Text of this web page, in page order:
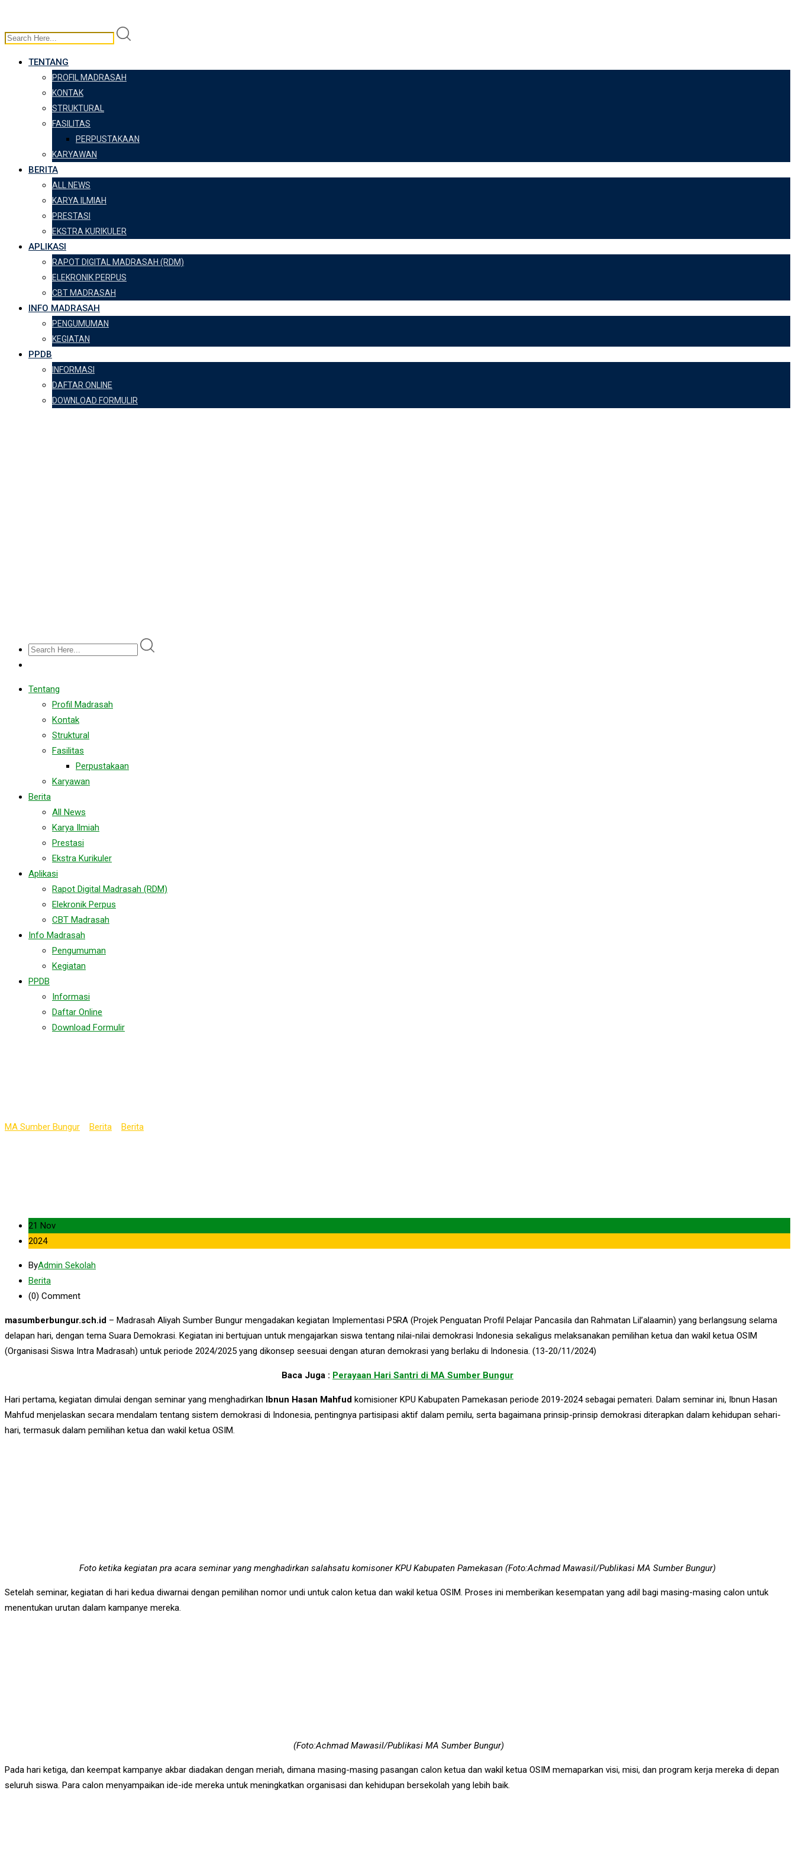
TENTANG
PROFIL MADRASAH
KONTAK
STRUKTURAL
FASILITAS
PERPUSTAKAAN
KARYAWAN
BERITA
ALL NEWS
KARYA ILMIAH
PRESTASI
EKSTRA KURIKULER
APLIKASI
RAPOT DIGITAL MADRASAH (RDM)
ELEKRONIK PERPUS
CBT MADRASAH
INFO MADRASAH
PENGUMUMAN
KEGIATAN
PPDB
INFORMASI
DAFTAR ONLINE
DOWNLOAD FORMULIR
Tentang
Profil Madrasah
Kontak
Struktural
Fasilitas
Perpustakaan
Karyawan
Berita
All News
Karya Ilmiah
Prestasi
Ekstra Kurikuler
Aplikasi
Rapot Digital Madrasah (RDM)
Elekronik Perpus
CBT Madrasah
Info Madrasah
Pengumuman
Kegiatan
PPDB
Informasi
Daftar Online
Download Formulir
MA Sumber Bungur Berita Berita
21 Nov
2024
ByAdmin Sekolah
Berita
(0) Comment
masumberbungur.sch.id – Madrasah Aliyah Sumber Bungur mengadakan kegiatan Implementasi P5RA (Projek Penguatan Profil Pelajar Pancasila dan Rahmatan Lil’alaamin) yang berlangsung selama
delapan hari, dengan tema Suara Demokrasi. Kegiatan ini bertujuan untuk mengajarkan siswa tentang nilai-nilai demokrasi Indonesia sekaligus melaksanakan pemilihan ketua dan wakil ketua OSIM
(Organisasi Siswa Intra Madrasah) untuk periode 2024/2025 yang dikonsep seesuai dengan aturan demokrasi yang berlaku di Indonesia. (13-20/11/2024)
Baca Juga : Perayaan Hari Santri di MA Sumber Bungur
Hari pertama, kegiatan dimulai dengan seminar yang menghadirkan Ibnun Hasan Mahfud komisioner KPU Kabupaten Pamekasan periode 2019-2024 sebagai pemateri. Dalam seminar ini, Ibnun Hasan
Mahfud menjelaskan secara mendalam tentang sistem demokrasi di Indonesia, pentingnya partisipasi aktif dalam pemilu, serta bagaimana prinsip-prinsip demokrasi diterapkan dalam kehidupan sehari-
hari, termasuk dalam pemilihan ketua dan wakil ketua OSIM.
Foto ketika kegiatan pra acara seminar yang menghadirkan salahsatu komisoner KPU Kabupaten Pamekasan (Foto:Achmad Mawasil/Publikasi MA Sumber Bungur)
Setelah seminar, kegiatan di hari kedua diwarnai dengan pemilihan nomor undi untuk calon ketua dan wakil ketua OSIM. Proses ini memberikan kesempatan yang adil bagi masing-masing calon untuk
menentukan urutan dalam kampanye mereka.
(Foto:Achmad Mawasil/Publikasi MA Sumber Bungur)
Pada hari ketiga, dan keempat kampanye akbar diadakan dengan meriah, dimana masing-masing pasangan calon ketua dan wakil ketua OSIM memaparkan visi, misi, dan program kerja mereka di depan
seluruh siswa. Para calon menyampaikan ide-ide mereka untuk meningkatkan organisasi dan kehidupan bersekolah yang lebih baik.